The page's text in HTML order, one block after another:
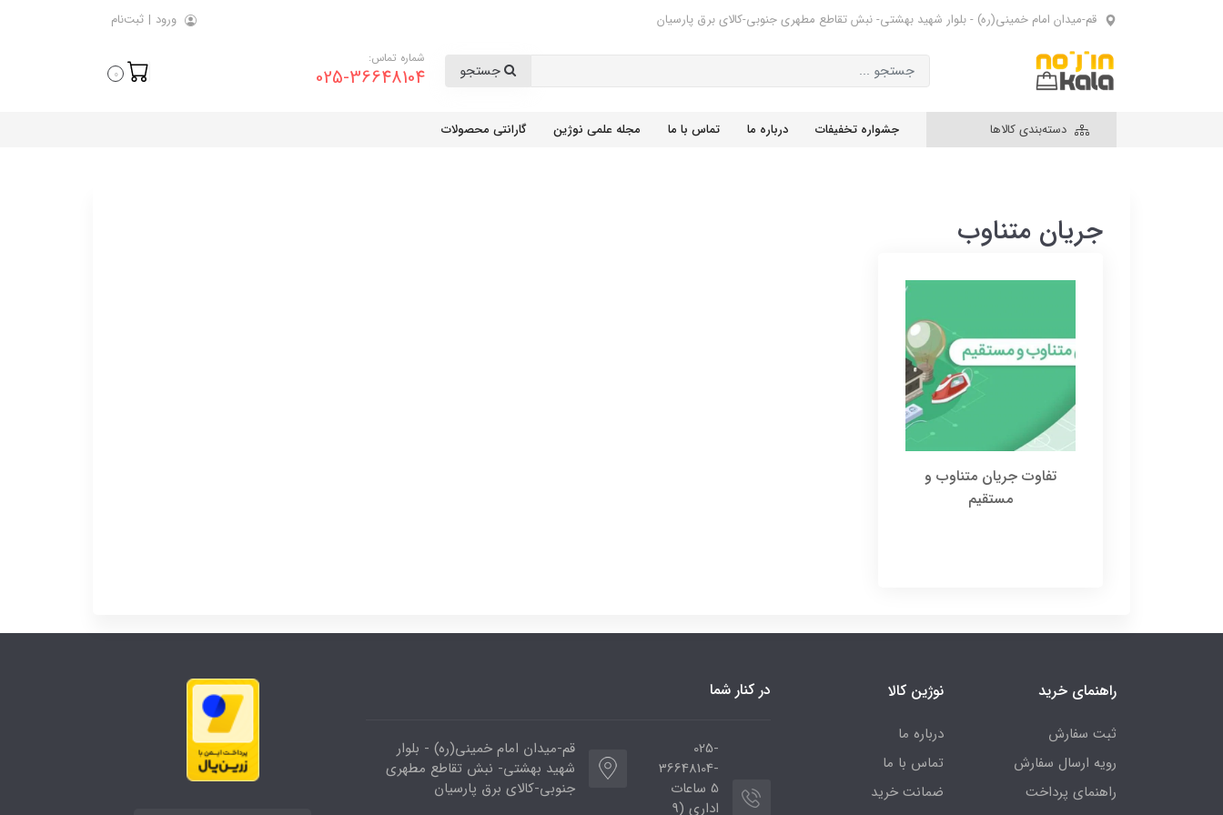
قم-میدان امام خمینی(ره) - بلوار شهید بهشتی- نبش تقاطع مطهری جنوبی-کالای برق پارسیان ورود | ثبت‌نام
شماره تماس:
025-36648104
0
دسته‌بندی کالاها جشواره تخفیفات درباره ما تماس با ما مجله علمی نوژین گارانتی محصولات
جریان متناوب
تفاوت جریان متناوب و
مستقیم
راهنمای خرید
ثبت سفارش
رویه ارسال سفارش
راهنمای پرداخت
نوژین کالا
درباره ما
تماس با ما
ضمانت خرید
در کنار شما
025-
36648104-
5 ساعات
اداری (9
قم-میدان امام خمینی(ره) - بلوار
شهید بهشتی- نبش تقاطع مطهری
جنوبی-کالای برق پارسیان